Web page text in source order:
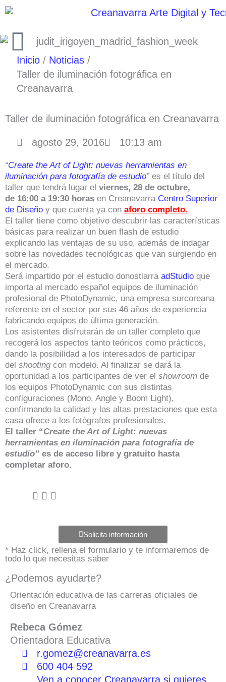
Ir
contenido
Inicio
Noticias
Taller de iluminación fotográfica en
Creanavarra
Taller de iluminación fotográfica en Creanavarra
agosto 29, 2016 10:13 am
“Create the Art of Light: nuevas herramientas en
iluminación para fotografía de estudio”es el título del
taller que tendrá lugar el viernes, 28 de octubre,
de 16:00 a 19:30 horas en Creanavarra Centro Superior
de Diseño y que cuenta ya con aforo completo.
El taller tiene como objetivo descubrir las características
básicas para realizar un buen flash de estudio
explicando las ventajas de su uso, además de indagar
sobre las novedades tecnológicas que van surgiendo en
el mercado.
Será impartido por el estudio donostiarra adStudio que
importa al mercado español equipos de iluminación
profesional de PhotoDynamic, una empresa surcoreana
referente en el sector por sus 46 años de experiencia
fabricando equipos de última generación.
Los asistentes disfrutarán de un taller completo que
recogerá los aspectos tanto teóricos como prácticos,
dando la posibilidad a los interesados de participar
del shootingcon modelo. Al finalizar se dará la
oportunidad a los participantes de ver el showroom de
los equipos PhotoDynamic con sus distintas
configuraciones (Mono, Angle y Boom Light),
confirmando la calidad y las altas prestaciones que esta
casa ofrece a los fotógrafos profesionales.
El taller “Create the Art of Light: nuevas
herramientas en iluminación para fotografía de
estudio” es de acceso libre y gratuito hasta
completar aforo.
Solicita información
* Haz click, rellena el formulario y te informaremos de
todo lo que necesitas saber
¿Podemos ayudarte?
Orientación educativa de las carreras oficiales de
diseño en Creanavarra
Rebeca Gómez
Orientadora Educativa
r.gomez@creanavarra.es
600 404 592
Ven a conocer Creanavarra si quieres